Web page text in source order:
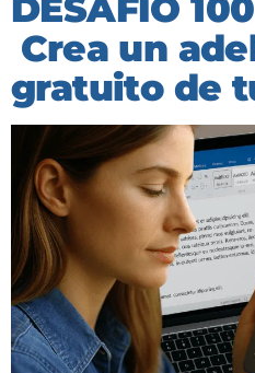
DESAFÍO
Crea un
gratuito de